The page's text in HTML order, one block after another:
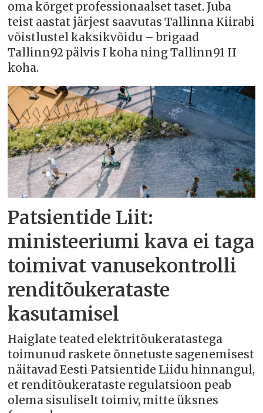
oma kõrget professionaalset taset. Juba
teist aastat järjest saavutas Tallinna Kiirabi
võistlustel kaksikvõidu – brigaad
Tallinn92 pälvis I koha ning Tallinn91 II
koha.
Patsientide Liit:
ministeeriumi kava ei taga
toimivat vanusekontrolli
renditõukerataste
kasutamisel
Haiglate teated elektritõukeratastega
toimunud raskete õnnetuste sagenemisest
näitavad Eesti Patsientide Liidu hinnangul,
et renditõukerataste regulatsioon peab
olema sisuliselt toimiv, mitte üksnes